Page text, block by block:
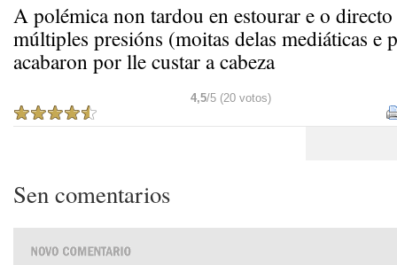
A polémica non tardou en estourar e o
múltiples presións (moitas delas mediáticas e
acabaron por lle custar a cabeza
4,5/5 (20 votos)
Sen comentarios